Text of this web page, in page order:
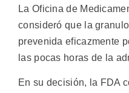
La Oficina de
consideró que la
prevenida eficazmente
las pocas horas de la
En su decisión, la FDA